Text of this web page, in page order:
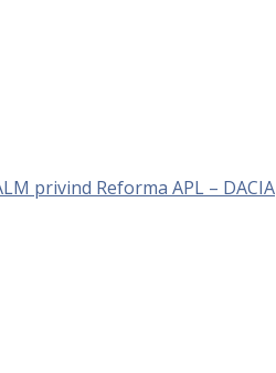
privind Reforma APL – DACIA